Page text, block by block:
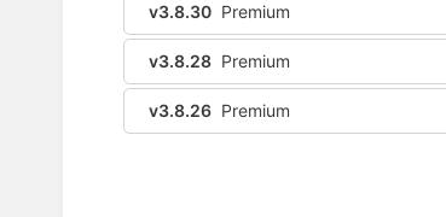
v3.8.30 Premium
v3.8.28 Premium
v3.8.26 Premium